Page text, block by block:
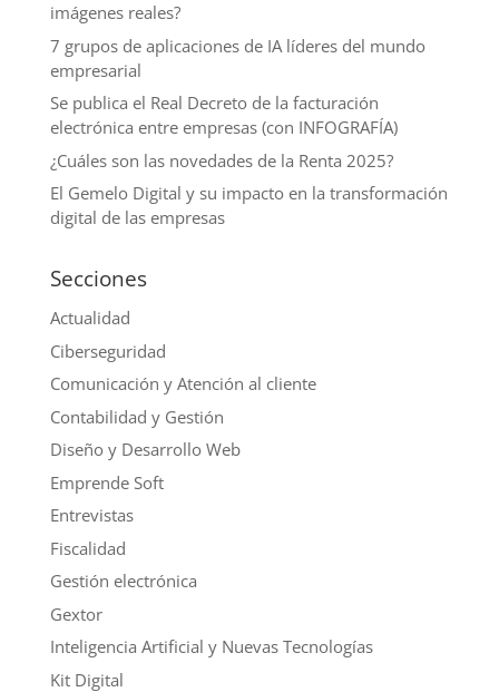
imágenes reales?
7 grupos de aplicaciones de IA líderes del mundo
empresarial
Se publica el Real Decreto de la facturación
electrónica entre empresas (con INFOGRAFÍA)
¿Cuáles son las novedades de la Renta 2025?
El Gemelo Digital y su impacto en la transformación
digital de las empresas
Secciones
Actualidad
Ciberseguridad
Comunicación y Atención al cliente
Contabilidad y Gestión
Diseño y Desarrollo Web
Emprende Soft
Entrevistas
Fiscalidad
Gestión electrónica
Gextor
Inteligencia Artificial y Nuevas Tecnologías
Kit Digital